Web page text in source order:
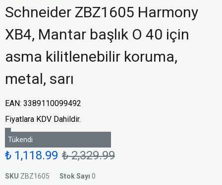
Schneider ZBZ1605 Harmony
XB4, Mantar başlık O 40 için
asma kilitlenebilir koruma,
metal, sarı
EAN: 3389110099492
Fiyatlara KDV Dahildir.
Tükendi
₺ 1,118.99 ₺ 2,329.99
SKU ZBZ1605 Stok Sayı 0